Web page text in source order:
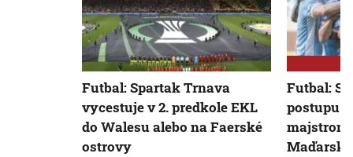
Futbal: Spartak Trnava
vycestuje v 2. predkole EKL
do Walesu alebo na Faerské
ostrovy
Futbal:
postupu
majstrom
Maďarska